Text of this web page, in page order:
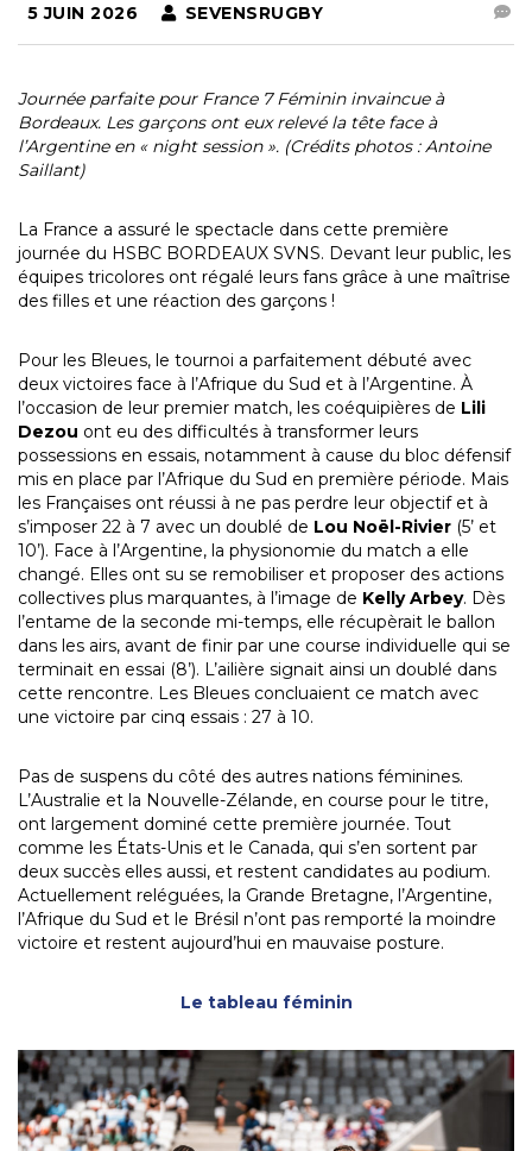
5 JUIN 2026 SEVENSRUGBY
Journée parfaite pour France 7 Féminin invaincue à
Bordeaux. Les garçons ont eux relevé la tête face à
l’Argentine en « night session ». (Crédits photos : Antoine
Saillant)
La France a assuré le spectacle dans cette première
journée du HSBC BORDEAUX SVNS. Devant leur public, les
équipes tricolores ont régalé leurs fans grâce à une maîtrise
des filles et une réaction des garçons !
Pour les Bleues, le tournoi a parfaitement débuté avec
deux victoires face à l’Afrique du Sud et à l’Argentine. À
l’occasion de leur premier match, les coéquipières de Lili
Dezou ont eu des difficultés à transformer leurs
possessions en essais, notamment à cause du bloc défensif
mis en place par l’Afrique du Sud en première période. Mais
les Françaises ont réussi à ne pas perdre leur objectif et à
s’imposer 22 à 7 avec un doublé de Lou Noël-Rivier (5’ et
10’). Face à l’Argentine, la physionomie du match a elle
changé. Elles ont su se remobiliser et proposer des actions
collectives plus marquantes, à l’image de Kelly Arbey. Dès
l’entame de la seconde mi-temps, elle récupèrait le ballon
dans les airs, avant de finir par une course individuelle qui se
terminait en essai (8’). L’ailière signait ainsi un doublé dans
cette rencontre. Les Bleues concluaient ce match avec
une victoire par cinq essais : 27 à 10.
Pas de suspens du côté des autres nations féminines.
L’Australie et la Nouvelle-Zélande, en course pour le titre,
ont largement dominé cette première journée. Tout
comme les États-Unis et le Canada, qui s’en sortent par
deux succès elles aussi, et restent candidates au podium.
Actuellement reléguées, la Grande Bretagne, l’Argentine,
l’Afrique du Sud et le Brésil n’ont pas remporté la moindre
victoire et restent aujourd’hui en mauvaise posture.
Le tableau féminin